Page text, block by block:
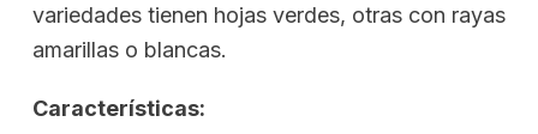
variedades tienen hojas verdes, otras con rayas
amarillas o blancas.
Características: